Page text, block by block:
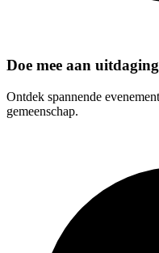
Doe mee aan
Ontdek spannende
gemeenschap.